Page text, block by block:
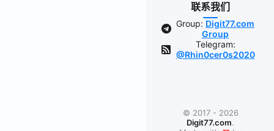
联系我们
Group: Digit77.com
Group
Telegram:
@Rhin0cer0s2020
© 2017 - 2026
Digit77.com.